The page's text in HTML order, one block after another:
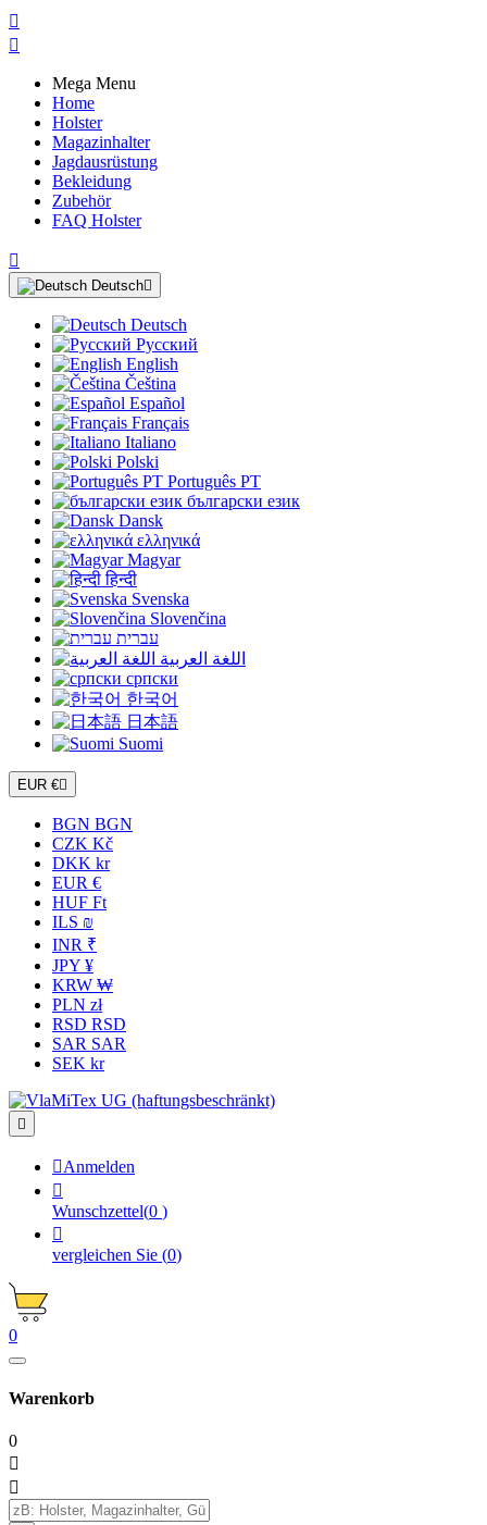


Mega Menu
Home
Holster
Magazinhalter
Jagdausrüstung
Bekleidung
Zubehör
FAQ Holster

Deutsch
Deutsch
Русский
English
Čeština
Español
Français
Italiano
Polski
Português PT
български език
Dansk
ελληνικά
Magyar
हिन्दी
Svenska
Slovenčina
עברית
اللغة العربية
српски
한국어
日本語
Suomi
EUR €
BGN BGN
CZK Kč
DKK kr
EUR €
HUF Ft
ILS ₪
INR ₹
JPY ¥
KRW ₩
PLN zł
RSD RSD
SAR SAR
SEK kr

Anmelden

Wunschzettel(0 )

vergleichen Sie (0)
0
Warenkorb
0

